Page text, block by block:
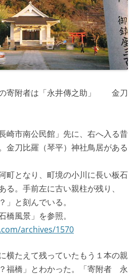
寄附者は「永井傳之助」 金刀
崎市南公民館」先に、右へ入る昔
金刀比羅（琴平）神社鳥居がある
町となり、町境の小川に長い板石
る。手前左に古い親柱が残り、
と刻んでいる。
橋風景」を参照。
archives/1570
横たえて残っていたもう１本の親
福橋」とわかった。「寄附者 永